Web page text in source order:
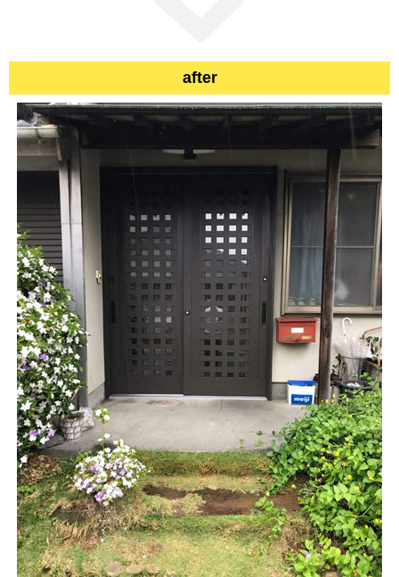
after